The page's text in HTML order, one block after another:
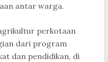
antar warga.
perkotaan
dari program
dan pendidikan, di